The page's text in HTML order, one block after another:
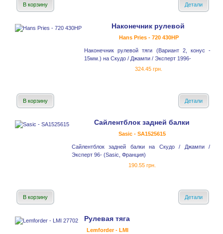
В корзину Детали
Наконечник рулевой
Hans Pries - 720 430HР
Наконечник рулевой тяги (Вариант 2, конус -
15мм.) на Скудо / Джампи / Эксперт 1996-
324.45 грн.
В корзину Детали
Сайлентблок задней балки
Sasic - SA1525615
Сайлентблок задней балки на Скудо / Джампи /
Эксперт 96- (Sasic, Франция)
190.55 грн.
В корзину Детали
Рулевая тяга
Lemforder - LMI